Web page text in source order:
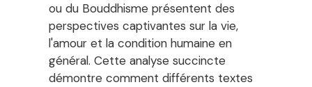
ou du Bouddhisme présentent des
perspectives captivantes sur la vie,
l'amour et la condition humaine en
général. Cette analyse succincte
démontre comment différents textes